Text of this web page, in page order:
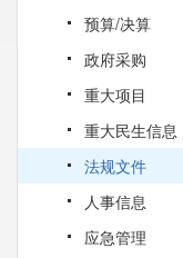
预算/决算
政府采购
重大项目
重大民生信息
法规文件
人事信息
应急管理